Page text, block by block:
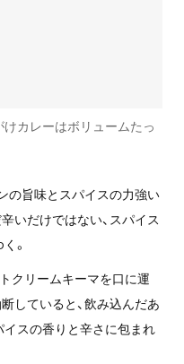
カレーはボリュームたっ
の旨味とスパイスの力強い
いだけではない、スパイス
。
クリームキーマを口に運
していると、飲み込んだあ
スの香りと辛さに包まれ